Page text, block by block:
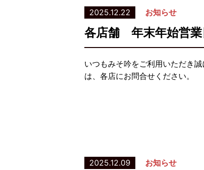
2025.12.22 お知らせ
各店舗 年末年始営業
いつもみそ吟をご利用いただき
は、各店にお問合せください。
2025.12.09 お知らせ